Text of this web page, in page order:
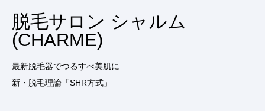
脱毛サロン シャルム
(CHARME)
最新脱毛器でつるすべ美肌に
新・脱毛理論「SHR方式」